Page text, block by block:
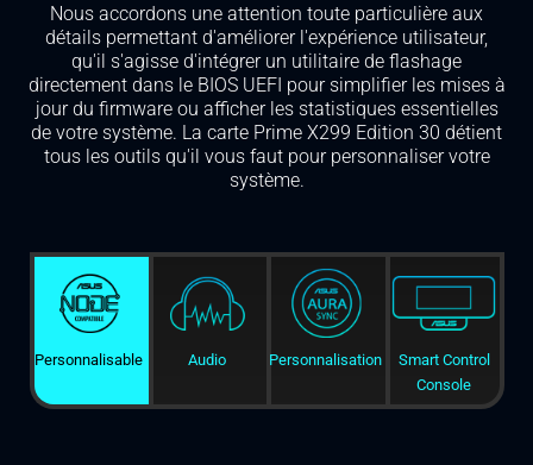
Nous accordons une attention toute particulière aux
détails permettant d'améliorer l'expérience utilisateur,
qu'il s'agisse d'intégrer un utilitaire de flashage
directement dans le BIOS UEFI pour simplifier les mises à
jour du firmware ou afficher les statistiques essentielles
de votre système. La carte Prime X299 Edition 30 détient
tous les outils qu'il vous faut pour personnaliser votre
système.
Personnalisable Audio Personnalisation
Smart Control
Console